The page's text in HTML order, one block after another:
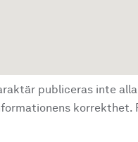
publiceras inte
korrekthet.